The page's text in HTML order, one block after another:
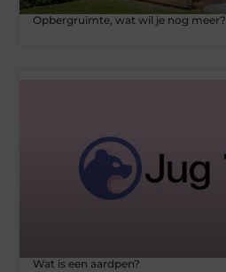
Opbergruimte, wat wil je nog meer?
Wat is een aardpen?